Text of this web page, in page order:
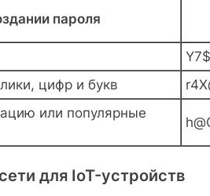
пароля
цифр и букв
или популярные
для IoT-устройств